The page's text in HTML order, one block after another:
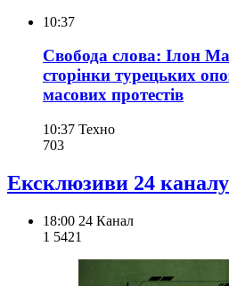
10:37
Свобода слова: Ілон
сторінки турецьких
масових протестів
10:37 Техно
703
Ексклюзиви 24 каналу
18:00 24 Канал
1 5421